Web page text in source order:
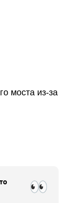
моста из-за